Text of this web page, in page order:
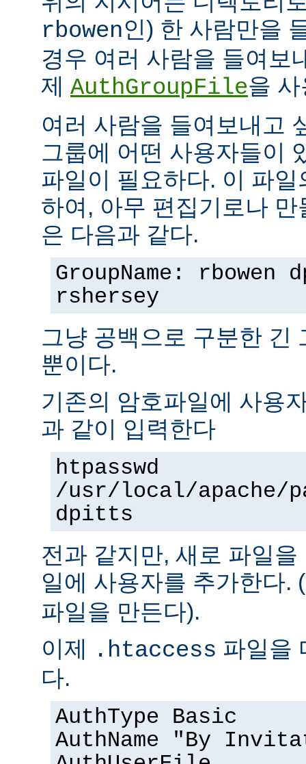
rbowen인) 한 사람만을
경우 여러 사람을 들여보
제 AuthGroupFile을
여러 사람을 들여보내고
그룹에 어떤 사용자들이
파일이 필요하다. 이 파
하여, 아무 편집기로나
은 다음과 같다.
GroupName: rbowen
rshersey
그냥 공백으로 구분한 긴
뿐이다.
기존의 암호파일에 사용
과 같이 입력한다
htpasswd
/usr/local/apache/
dpitts
전과 같지만, 새로 파일
일에 사용자를 추가한다. (
파일을 만든다).
이제 .htaccess 파일을
다.
AuthType Basic
AuthName "By